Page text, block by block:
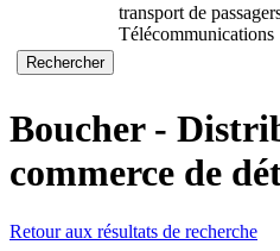
transport de
Télécommunications
Boucher -
commerce de
Retour aux résultats de recherche